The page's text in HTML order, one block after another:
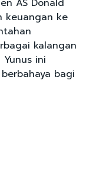
AS Donald
keuangan ke
kalangan
ini
bagi